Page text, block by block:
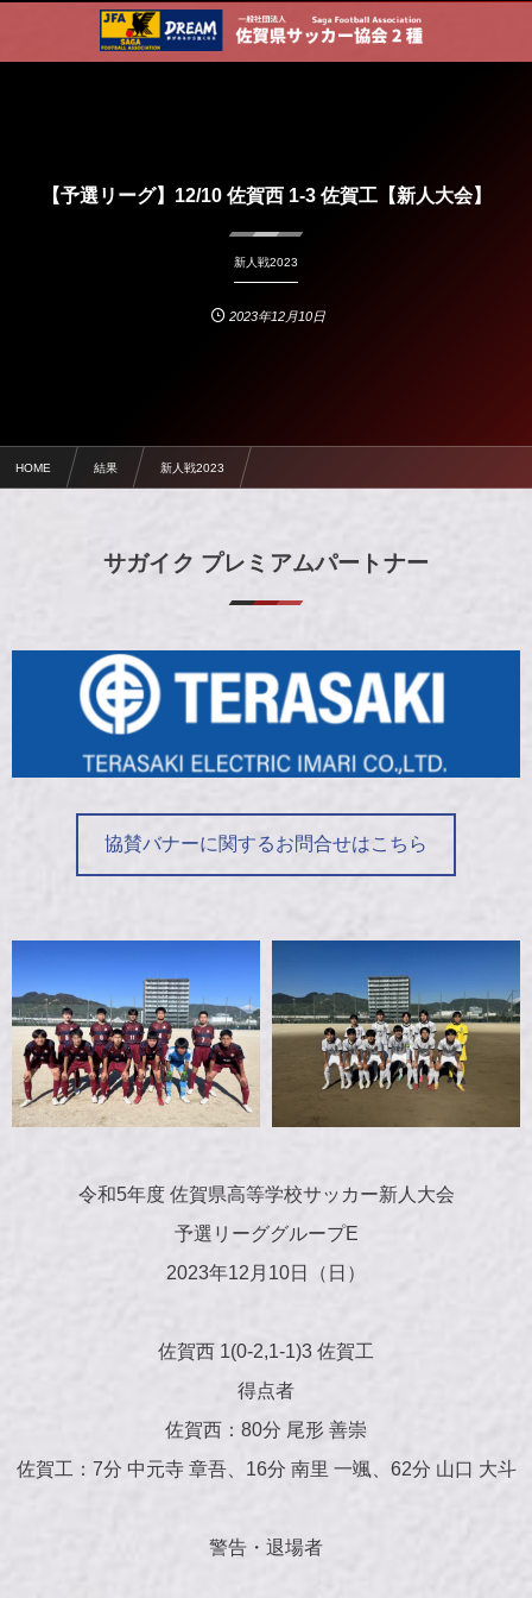
【予選リーグ】12/10 佐賀西 1-3 佐賀工【新人大会】
新人戦2023
2023年12月10日
HOME 結果 新人戦2023
サガイク プレミアムパートナー
協賛バナーに関するお問合せはこちら
令和5年度 佐賀県高等学校サッカー新人大会
予選リーググループE
2023年12月10日（日）
佐賀西 1(0-2,1-1)3 佐賀工
得点者
佐賀西：80分 尾形 善崇
佐賀工：7分 中元寺 章吾、16分 南里 一颯、62分 山口 大斗
警告・退場者